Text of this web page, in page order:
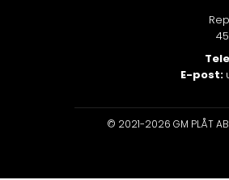
E-post:
© 2021-2026 GM PLÅT AB